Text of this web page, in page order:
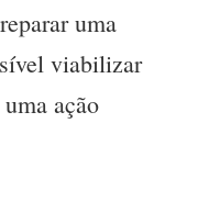
uma
viabilizar
ação